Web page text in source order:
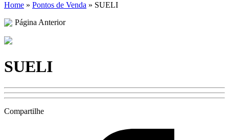
Home » Pontos de Venda » SUELI
Página Anterior
SUELI
Compartilhe